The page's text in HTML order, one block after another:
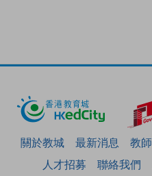
關於教城 最新消息 教師
人才招募
聯絡我們